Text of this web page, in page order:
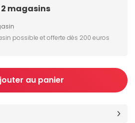
magasins
possible et offerte dès 200 euros
au panier